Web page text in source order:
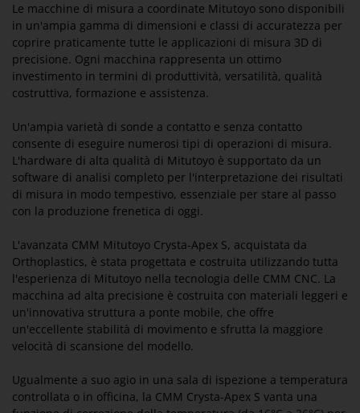
Le macchine di misura a coordinate Mitutoyo sono disponibili
in un'ampia gamma di dimensioni e classi di accuratezza per
coprire praticamente tutte le applicazioni di misura 3D di
precisione. Ogni macchina rappresenta un ottimo
investimento in termini di produttività, versatilità, qualità
costruttiva, formazione e assistenza.
Un'ampia varietà di sonde a contatto e senza contatto
consente di eseguire numerosi tipi di operazioni di misura.
L'hardware di alta qualità di Mitutoyo è supportato da un
software di analisi completo per l'interpretazione dei risultati
di misura in modo tempestivo, essenziale per stare al passo
con la produzione frenetica di oggi.
L'avanzata CMM Mitutoyo Crysta-Apex S, acquistata da
Orthoplastics, è stata progettata e costruita utilizzando tutta
l'esperienza di Mitutoyo nella tecnologia delle CMM CNC. La
macchina ad alta precisione è costruita con materiali leggeri e
un'innovativa struttura a ponte mobile, che offre
un'eccellente stabilità di movimento e sfrutta la maggiore
velocità di scansione del modello.
Ugualmente a suo agio in una sala di ispezione a temperatura
controllata o in officina, la CMM Crysta-Apex S vanta una